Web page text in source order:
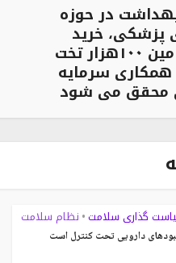
در حوزه
پزشکی، خرید
خدمت است/ تامین ۱۰۰هزار تخت
همکاری سرمایه
محقق می شود
گذاری سلامت• نظام سلامت
دارویی تحت کنترل است